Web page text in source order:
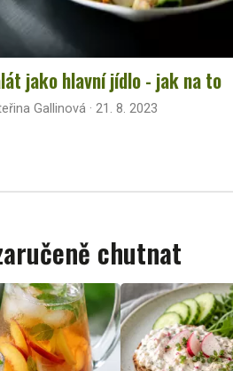
jako hlavní jídlo - jak na to
Gallinová · 21. 8. 2023
chutnat